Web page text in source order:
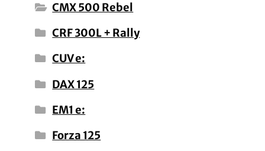
CMX 500 Rebel
CRF 300L + Rally
CUV e:
DAX 125
EM1 e:
Forza 125